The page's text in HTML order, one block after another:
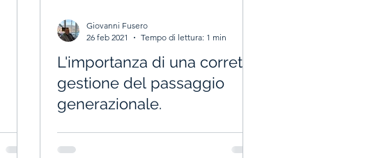
L'importanza di una corretta
gestione del passaggio
generazionale.
Giovanni Fusero
26 feb 2021
Tempo di lettura: 1 min